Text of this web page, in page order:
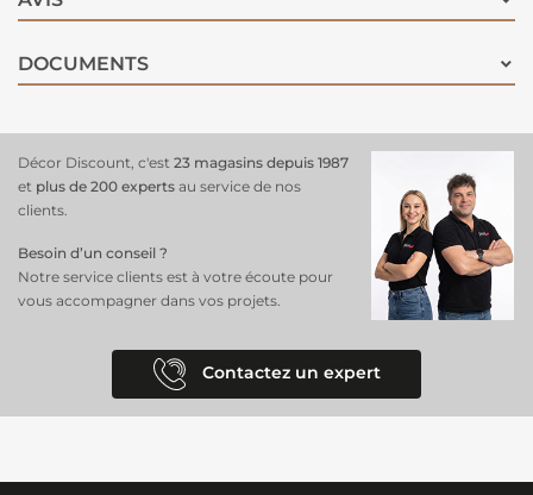
DOCUMENTS
Décor Discount, c'est 23 magasins depuis 1987
et plus de 200 experts au service de nos
clients.
Besoin d’un conseil ?
Notre service clients est à votre écoute pour
vous accompagner dans vos projets.
Contactez un expert